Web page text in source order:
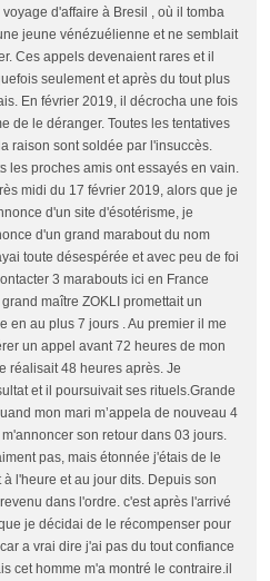
d'affaire à Bresil , où il tomba
jeune vénézuélienne et ne semblait
Ces appels devenaient rares et il
seulement et après du tout plus
En février 2019, il décrocha une fois
de le déranger. Toutes les tentatives
raison sont soldée par l'insuccès.
les proches amis ont essayés en vain.
midi du 17 février 2019, alors que je
d'un site d'ésotérisme, je
d'un grand marabout du nom
toute désespérée et avec peu de foi
3 marabouts ici en France
maître ZOKLI promettait un
en au plus 7 jours . Au premier il me
un appel avant 72 heures de mon
réalisait 48 heures après. Je
et il poursuivait ses rituels.Grande
mon mari m’appela de nouveau 4
son retour dans 03 jours.
pas, mais étonnée j'étais de le
l'heure et au jour dits. Depuis son
dans l'ordre. c'est après l'arrivé
je décidai de le récompenser pour
a vrai dire j'ai pas du tout confiance
cet homme m'a montré le contraire.il